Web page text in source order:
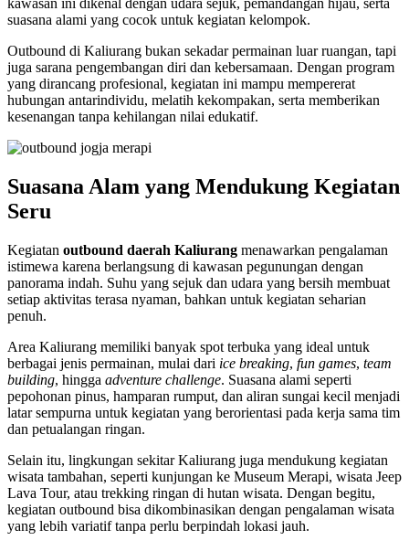
suasana alami yang cocok untuk kegiatan kelompok.
Outbound di Kaliurang bukan sekadar permainan luar ruangan, tapi
juga sarana pengembangan diri dan kebersamaan. Dengan program
yang dirancang profesional, kegiatan ini mampu mempererat
hubungan antarindividu, melatih kekompakan, serta memberikan
kesenangan tanpa kehilangan nilai edukatif.
Suasana Alam yang Mendukung Kegiatan
Seru
Kegiatan outbound daerah Kaliurang menawarkan pengalaman
istimewa karena berlangsung di kawasan pegunungan dengan
panorama indah. Suhu yang sejuk dan udara yang bersih membuat
setiap aktivitas terasa nyaman, bahkan untuk kegiatan seharian
penuh.
Area Kaliurang memiliki banyak spot terbuka yang ideal untuk
berbagai jenis permainan, mulai dari ice breaking, fun games, team
building, hingga adventure challenge. Suasana alami seperti
pepohonan pinus, hamparan rumput, dan aliran sungai kecil menjadi
latar sempurna untuk kegiatan yang berorientasi pada kerja sama tim
dan petualangan ringan.
Selain itu, lingkungan sekitar Kaliurang juga mendukung kegiatan
wisata tambahan, seperti kunjungan ke Museum Merapi, wisata Jeep
Lava Tour, atau trekking ringan di hutan wisata. Dengan begitu,
kegiatan outbound bisa dikombinasikan dengan pengalaman wisata
yang lebih variatif tanpa perlu berpindah lokasi jauh.